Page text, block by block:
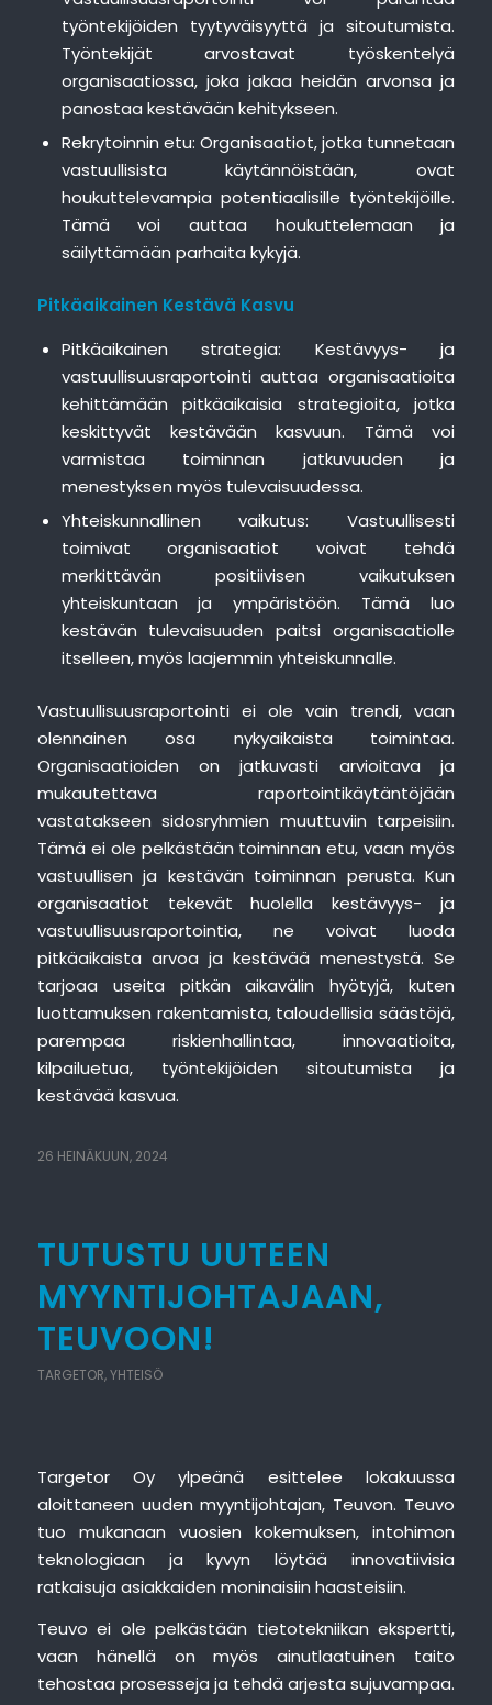
työntekijöiden tyytyväisyyttä ja sitoutumista.
Työntekijät arvostavat työskentelyä
organisaatiossa, joka jakaa heidän arvonsa ja
panostaa kestävään kehitykseen.
Rekrytoinnin etu: Organisaatiot, jotka tunnetaan
vastuullisista käytännöistään, ovat
houkuttelevampia potentiaalisille työntekijöille.
Tämä voi auttaa houkuttelemaan ja
säilyttämään parhaita kykyjä.
Pitkäaikainen Kestävä Kasvu
Pitkäaikainen strategia: Kestävyys- ja
vastuullisuusraportointi auttaa organisaatioita
kehittämään pitkäaikaisia strategioita, jotka
keskittyvät kestävään kasvuun. Tämä voi
varmistaa toiminnan jatkuvuuden ja
menestyksen myös tulevaisuudessa.
Yhteiskunnallinen vaikutus: Vastuullisesti
toimivat organisaatiot voivat tehdä
merkittävän positiivisen vaikutuksen
yhteiskuntaan ja ympäristöön. Tämä luo
kestävän tulevaisuuden paitsi organisaatiolle
itselleen, myös laajemmin yhteiskunnalle.
Vastuullisuusraportointi ei ole vain trendi, vaan
olennainen osa nykyaikaista toimintaa.
Organisaatioiden on jatkuvasti arvioitava ja
mukautettava raportointikäytäntöjään
vastatakseen sidosryhmien muuttuviin tarpeisiin.
Tämä ei ole pelkästään toiminnan etu, vaan myös
vastuullisen ja kestävän toiminnan perusta. Kun
organisaatiot tekevät huolella kestävyys- ja
vastuullisuusraportointia, ne voivat luoda
pitkäaikaista arvoa ja kestävää menestystä. Se
tarjoaa useita pitkän aikavälin hyötyjä, kuten
luottamuksen rakentamista, taloudellisia säästöjä,
parempaa riskienhallintaa, innovaatioita,
kilpailuetua, työntekijöiden sitoutumista ja
kestävää kasvua.
26 HEINÄKUUN, 2024
TUTUSTU UUTEEN
MYYNTIJOHTAJAAN,
TEUVOON!
TARGETOR,YHTEISÖ
Targetor Oy ylpeänä esittelee lokakuussa
aloittaneen uuden myyntijohtajan, Teuvon. Teuvo
tuo mukanaan vuosien kokemuksen, intohimon
teknologiaan ja kyvyn löytää innovatiivisia
ratkaisuja asiakkaiden moninaisiin haasteisiin.
Teuvo ei ole pelkästään tietotekniikan ekspertti,
vaan hänellä on myös ainutlaatuinen taito
tehostaa prosesseja ja tehdä arjesta sujuvampaa.